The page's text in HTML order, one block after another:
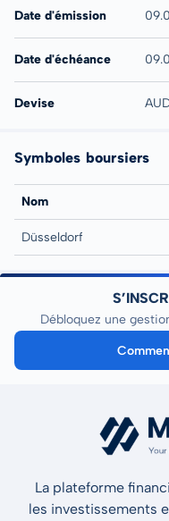
Date d'émission
Date d'échéance
Devise
Symboles boursiers
Nom
Düsseldorf
Débloquez une
La plateforme
les investissements